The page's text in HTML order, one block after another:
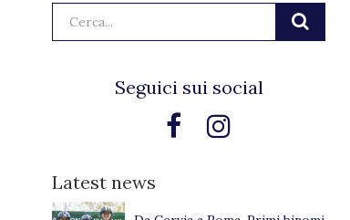
Seguici sui social
Latest news